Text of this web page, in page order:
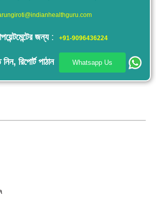
জন্য: +91-9096436224
রিপোর্ট পাঠান Whatsapp Us